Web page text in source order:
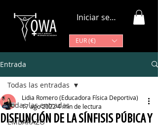
EUR (€)
Iniciar sesión
Entrada
Todas las entradas
EMBARAZO
Todas las entradas
DISFUNCIÓN DE LA SÍNFISIS PÚBICA Y
Lidia Romero (Educadora Física Deportiva)
17 ago 20224 min de lectura